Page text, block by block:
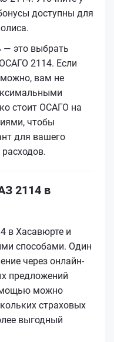
доступны для
— это выбрать
2114. Если
вам не
стоит ОСАГО на
чтобы
для вашего
2114 в
в Хасавюрте и
способами. Один
через онлайн-
предложений
можно
страховых
выгодный